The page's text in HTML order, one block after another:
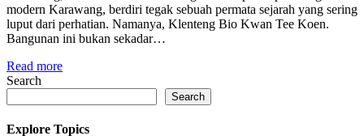
modern Karawang, berdiri tegak sebuah permata sejarah yang sering
luput dari perhatian. Namanya, Klenteng Bio Kwan Tee Koen.
Bangunan ini bukan sekadar…
Read more
Search
Search
Explore Topics